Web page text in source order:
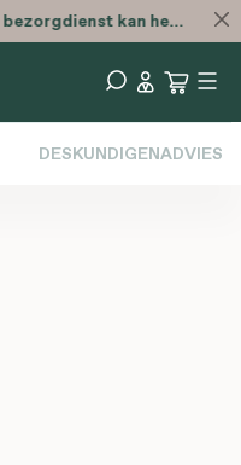
Wegens de extra drukte bij de bezorgdienst kan het zijn dat je bestelling later is
DESKUNDIGENADVIES